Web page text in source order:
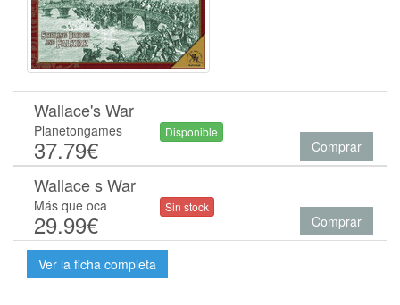
Wallace's War
Planetongames
37.79€
Disponible
Comprar
Wallace s War
Más que oca
29.99€
Sin stock
Comprar
Ver la ficha completa